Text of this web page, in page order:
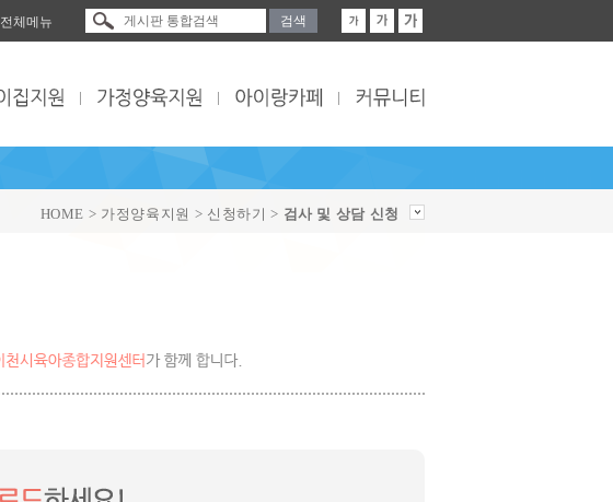
전체메뉴
HOME > 가정양육지원 > 신청하기 > 검사 및 상담 신청